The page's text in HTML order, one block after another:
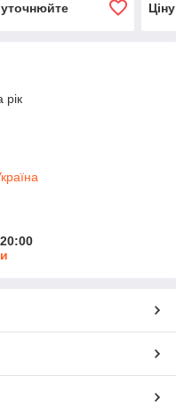
уточнюйте
рік